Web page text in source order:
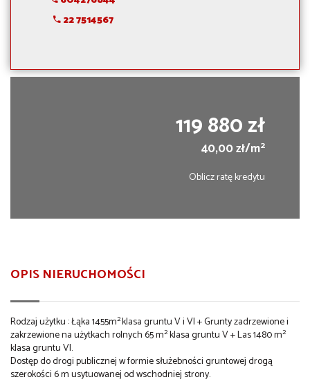
22 7514567
119 880 zł
40,00 zł/m2
Oblicz ratę kredytu
OPIS NIERUCHOMOŚCI
Rodzaj użytku : Łąka 1455m2klasa gruntu V i VI + Grunty zadrzewione i
zakrzewione na użytkach rolnych 65 m2klasa gruntu V + Las 1480 m2
klasa gruntu VI.
Dostęp do drogi publicznej w formie służebności gruntowej drogą
szerokości 6 m usytuowanej od wschodniej strony.